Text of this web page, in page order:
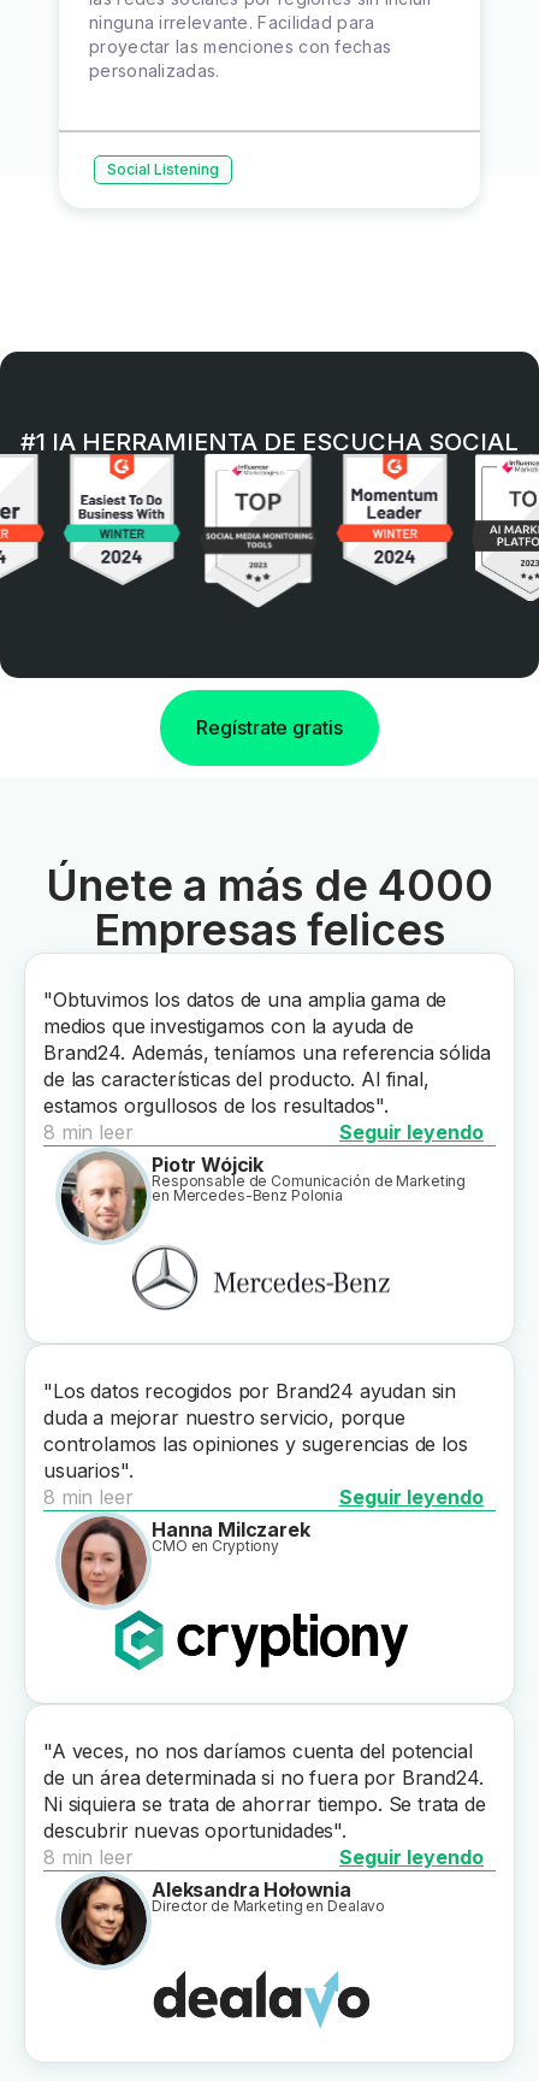
ninguna irrelevante. Facilidad para
proyectar las menciones con fechas
personalizadas.
Social Listening
#1 IA HERRAMIENTA DE ESCUCHA SOCIAL
Regístrate gratis
Únete a más de 4000
Empresas felices
Piotr Wójcik
Responsable de Comunicación de Marketing
en Mercedes-Benz Polonia
"Obtuvimos los datos de una amplia gama de
medios que investigamos con la ayuda de
Brand24. Además, teníamos una referencia sólida
de las características del producto. Al final,
estamos orgullosos de los resultados".
8 min leer
Seguir leyendo
Hanna Milczarek
CMO en Cryptiony
"Los datos recogidos por Brand24 ayudan sin
duda a mejorar nuestro servicio, porque
controlamos las opiniones y sugerencias de los
usuarios".
8 min leer
Seguir leyendo
Aleksandra Hołownia
Director de Marketing en Dealavo
"A veces, no nos daríamos cuenta del potencial
de un área determinada si no fuera por Brand24.
Ni siquiera se trata de ahorrar tiempo. Se trata de
descubrir nuevas oportunidades".
8 min leer
Seguir leyendo